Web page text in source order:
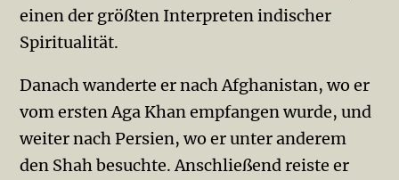
einen der größten Interpreten indischer
Spiritualität.
Danach wanderte er nach Afghanistan, wo er
vom ersten Aga Khan empfangen wurde, und
weiter nach Persien, wo er unter anderem
den Shah besuchte. Anschließend reiste er